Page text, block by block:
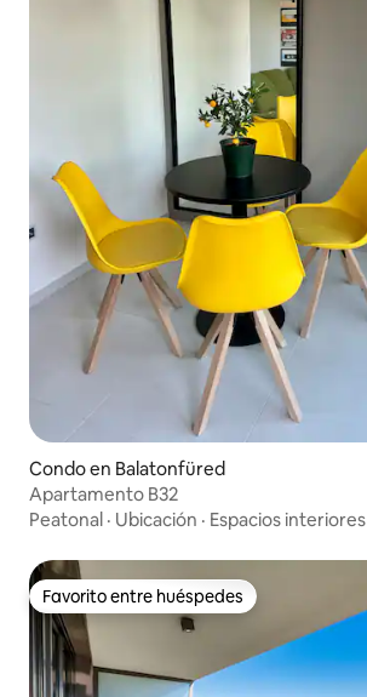
Condo en Balatonfüred
Apartamento B32
Peatonal · Ubicación · Espacios interiores
Favorito entre huéspedes
Favorito entre huéspedes